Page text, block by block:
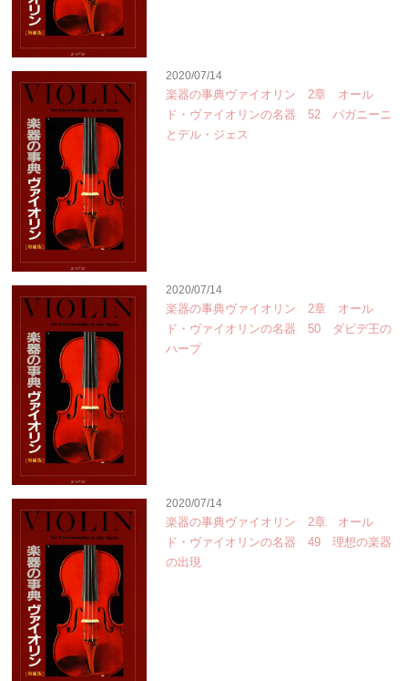
2020/07/14
楽器の事典ヴァイオリン 2章 オール
ド・ヴァイオリンの名器 52 パガニーニ
とデル・ジェス
2020/07/14
楽器の事典ヴァイオリン 2章 オール
ド・ヴァイオリンの名器 50 ダビデ王の
ハープ
2020/07/14
楽器の事典ヴァイオリン 2章 オール
ド・ヴァイオリンの名器 49 理想の楽器
の出現